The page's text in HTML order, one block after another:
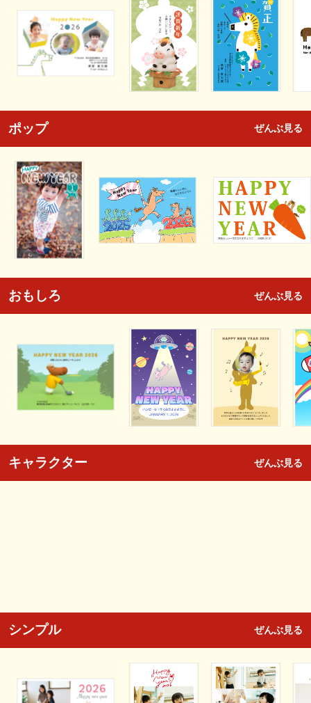
ポップ ぜんぶ見る
おもしろ ぜんぶ見る
キャラクター ぜんぶ見る
シンプル ぜんぶ見る